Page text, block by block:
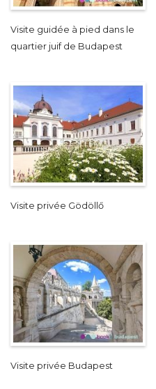
Visite guidée à pied dans le
quartier juif de Budapest
Visite privée Gödöllő
Visite privée Budapest